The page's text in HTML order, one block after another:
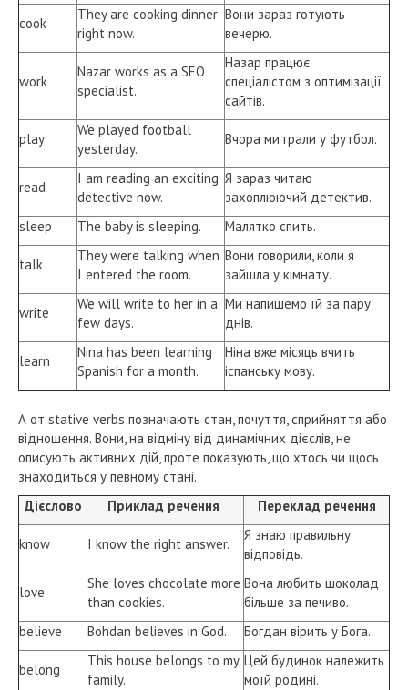
cook
They are cooking dinner
right now.
Вони зараз готують
вечерю.
work
Nazar works as a SEO
specialist.
Назар працює
спеціалістом з оптимізації
сайтів.
play
We played football
yesterday.
Вчора ми грали у футбол.
read
I am reading an exciting
detective now.
Я зараз читаю
захоплюючий детектив.
sleep
The baby is sleeping. Малятко спить.
talk
They were talking when
I entered the room.
Вони говорили, коли я
зайшла у кімнату.
write
We will write to her in a
few days.
Ми напишемо їй за пару
днів.
learn
Nina has been learning
Spanish for a month.
Ніна вже місяць вчить
іспанську мову.
А от stative verbs позначають стан, почуття, сприйняття або
відношення. Вони, на відміну від динамічних дієслів, не
описують активних дій, проте показують, що хтось чи щось
знаходиться у певному стані.
Дієслово
Приклад речення Переклад речення
know I know the right answer.
Я знаю правильну
відповідь.
love
She loves chocolate more
than cookies.
Вона любить шоколад
більше за печиво.
believe
Bohdan believes in God. Богдан вірить у Бога.
belong
This house belongs to my
family.
Цей будинок належить
моїй родині.